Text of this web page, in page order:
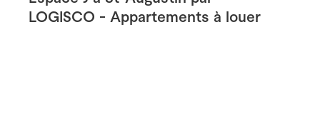
LOGISCO - Appartements à louer